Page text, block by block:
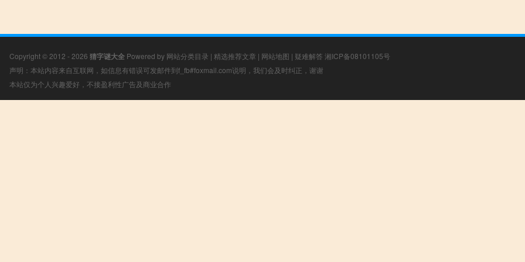
Copyright © 2012 - 2026 猜字谜大全 Powered by 网站分类目录 | 精选推荐文章 | 网站地图 | 疑难解答 湘ICP备08101105号
声明：本站内容来自互联网，如信息有错误可发邮件到f_fb#foxmail.com说明，我们会及时纠正，谢谢
本站仅为个人兴趣爱好，不接盈利性广告及商业合作